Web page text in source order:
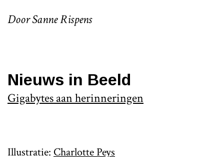
Door Sanne Rispens
Nieuws in Beeld
Gigabytes aan herinneringen
Illustratie: Charlotte Peys